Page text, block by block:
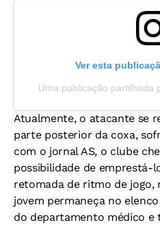
Ver esta
Uma publicação partilhada
Atualmente, o atacante se
parte posterior da coxa,
com o jornal AS, o clube
possibilidade de emprestá-
retomada de ritmo de jogo,
jovem permaneça no
do departamento médico e